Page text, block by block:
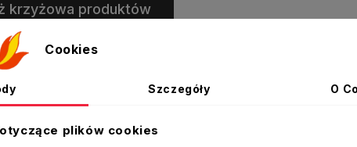
krzyżowa produktów
Cookies
Szczegóły O
plików cookies